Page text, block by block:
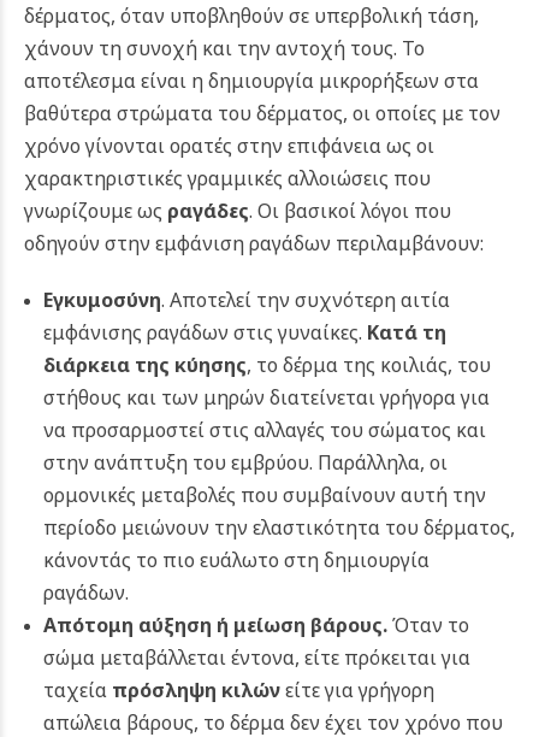
δέρματος, όταν υποβληθούν σε υπερβολική τάση,
χάνουν τη συνοχή και την αντοχή τους. Το
αποτέλεσμα είναι η δημιουργία μικρορήξεων στα
βαθύτερα στρώματα του δέρματος, οι οποίες με τον
χρόνο γίνονται ορατές στην επιφάνεια ως οι
χαρακτηριστικές γραμμικές αλλοιώσεις που
γνωρίζουμε ως ραγάδες. Οι βασικοί λόγοι που
οδηγούν στην εμφάνιση ραγάδων περιλαμβάνουν:
Εγκυμοσύνη. Αποτελεί την συχνότερη αιτία
εμφάνισης ραγάδων στις γυναίκες. Κατά τη
διάρκεια της κύησης, το δέρμα της κοιλιάς, του
στήθους και των μηρών διατείνεται γρήγορα για
να προσαρμοστεί στις αλλαγές του σώματος και
στην ανάπτυξη του εμβρύου. Παράλληλα, οι
ορμονικές μεταβολές που συμβαίνουν αυτή την
περίοδο μειώνουν την ελαστικότητα του δέρματος,
κάνοντάς το πιο ευάλωτο στη δημιουργία
ραγάδων.
Απότομη αύξηση ή μείωση βάρους.Όταν το
σώμα μεταβάλλεται έντονα, είτε πρόκειται για
ταχεία πρόσληψη κιλώνείτε για γρήγορη
απώλεια βάρους, το δέρμα δεν έχει τον χρόνο που